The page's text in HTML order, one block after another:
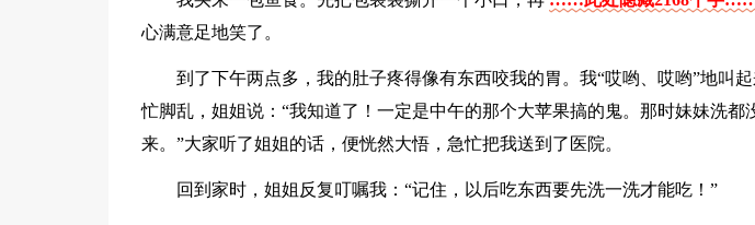
心满意足地笑了。
到了下午两点多，我的肚子疼得像有东西咬我的胃。我“哎哟、哎哟”地叫
忙脚乱，姐姐说：“我知道了！一定是中午的那个大苹果搞的鬼。那时妹妹洗都
来。”大家听了姐姐的话，便恍然大悟，急忙把我送到了医院。
回到家时，姐姐反复叮嘱我：“记住，以后吃东西要先洗一洗才能吃！”